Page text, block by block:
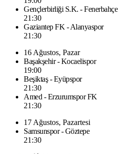
Gençlerbirliği S.K. - Fenerbahçe
21:30
Gaziantep FK - Alanyaspor
21:30
16 Ağustos, Pazar
Başakşehir - Kocaelispor
19:00
Beşiktaş - Eyüpspor
21:30
Amed - Erzurumspor FK
21:30
17 Ağustos, Pazartesi
Samsunspor - Göztepe
21:30